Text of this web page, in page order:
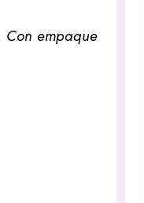
Con empaque